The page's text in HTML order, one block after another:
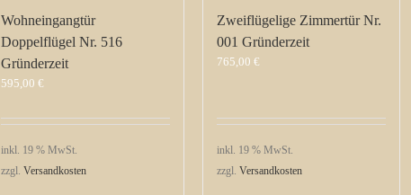
Wohneingangtür
Doppelflügel Nr. 516
Gründerzeit
595,00 €
inkl. 19 % MwSt.
zzgl. Versandkosten
Zweiflügelige Zimmertür Nr.
001 Gründerzeit
765,00 €
inkl. 19 % MwSt.
zzgl. Versandkosten